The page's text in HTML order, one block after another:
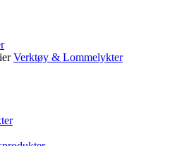
Verktøy & Lommelykter